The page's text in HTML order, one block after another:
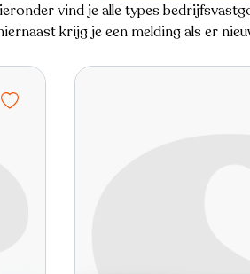
vind je alle types
krijg je een melding als er